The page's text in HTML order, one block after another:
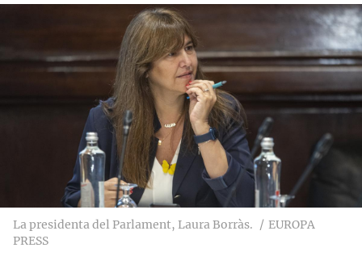
La presidenta del Parlament, Laura Borràs.
EUROPA
PRESS